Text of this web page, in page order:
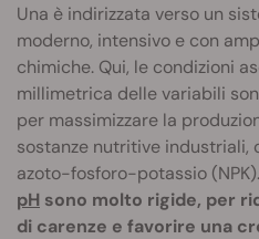
Una è indirizzata verso un
moderno, intensivo e con
chimiche. Qui, le condizioni
millimetrica delle variabili
per massimizzare la
sostanze nutritive industriali,
azoto-fosforo-potassio (NPK).
pH sono molto rigide, per
di carenze e favorire una